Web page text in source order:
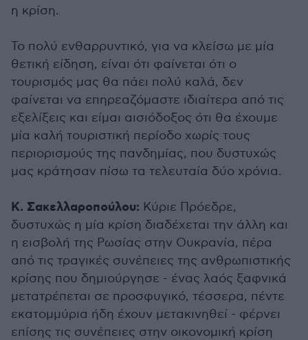
η κρίση.
Το πολύ ενθαρρυντικό, για να κλείσω με μία
θετική είδηση, είναι ότι φαίνεται ότι ο
τουρισμός μας θα πάει πολύ καλά, δεν
φαίνεται να επηρεαζόμαστε ιδιαίτερα από τις
εξελίξεις και είμαι αισιόδοξος ότι θα έχουμε
μία καλή τουριστική περίοδο χωρίς τους
περιορισμούς της πανδημίας, που δυστυχώς
μας κράτησαν πίσω τα τελευταία δύο χρόνια.
Κ. Σακελλαροπούλου: Κύριε Πρόεδρε,
δυστυχώς η μία κρίση διαδέχεται την άλλη και
η εισβολή της Ρωσίας στην Ουκρανία, πέρα
από τις τραγικές συνέπειες της ανθρωπιστικής
κρίσης που δημιούργησε - ένας λαός ξαφνικά
μετατρέπεται σε προσφυγικό, τέσσερα, πέντε
εκατομμύρια ήδη έχουν μετακινηθεί - φέρνει
επίσης τις συνέπειες στην οικονομική κρίση